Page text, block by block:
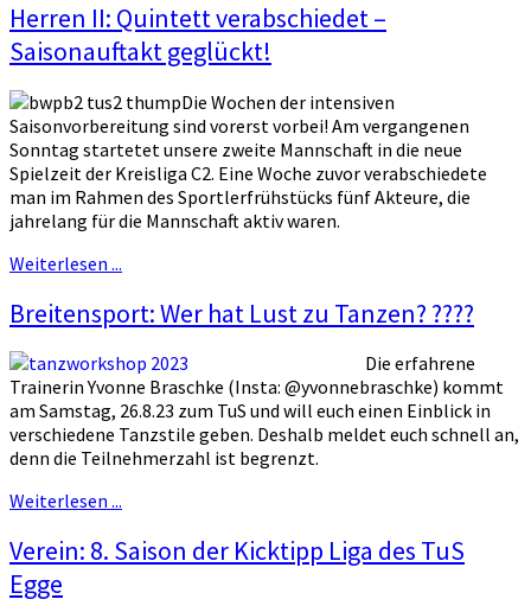
Herren II: Quintett verabschiedet –
Saisonauftakt geglückt!
Die Wochen der intensiven
Saisonvorbereitung sind vorerst vorbei! Am vergangenen
Sonntag startetet unsere zweite Mannschaft in die neue
Spielzeit der Kreisliga C2. Eine Woche zuvor verabschiedete
man im Rahmen des Sportlerfrühstücks fünf Akteure, die
jahrelang für die Mannschaft aktiv waren.
Weiterlesen ...
Breitensport: Wer hat Lust zu Tanzen? ????
Die erfahrene
Trainerin Yvonne Braschke (Insta: @yvonnebraschke) kommt
am Samstag, 26.8.23 zum TuS und will euch einen Einblick in
verschiedene Tanzstile geben. Deshalb meldet euch schnell an,
denn die Teilnehmerzahl ist begrenzt.
Weiterlesen ...
Verein: 8. Saison der Kicktipp Liga des TuS
Egge